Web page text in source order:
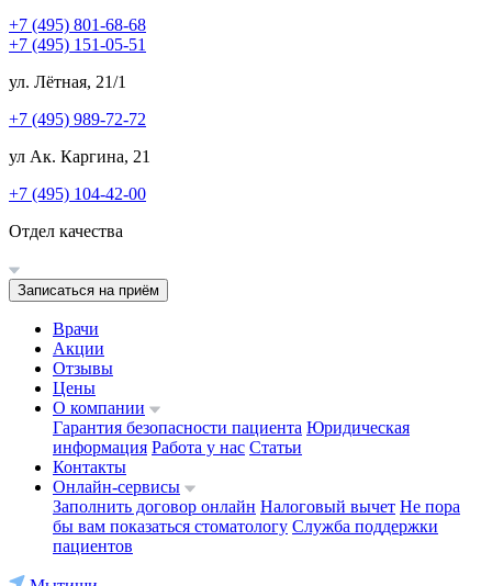
+7 (495) 801-68-68
+7 (495) 151-05-51
ул. Лётная, 21/1
+7 (495) 989-72-72
ул Ак. Каргина, 21
+7 (495) 104-42-00
Отдел качества
Записаться на приём
Врачи
Акции
Отзывы
Цены
О компании
Гарантия безопасности пациента Юридическая
информация Работа у нас Статьи
Контакты
Онлайн-сервисы
Заполнить договор онлайн Налоговый вычет Не пора
бы вам показаться стоматологу Служба поддержки
пациентов